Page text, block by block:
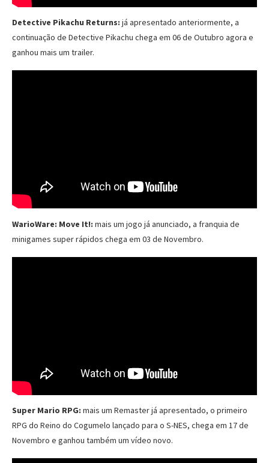
Detective Pikachu Returns: já apresentado anteriormente, a
continuação de Detective Pikachu chega em 06 de Outubro agora e
ganhou mais um trailer.
WarioWare: Move It!: mais um jogo já anunciado, a franquia de
minigames super rápidos chega em 03 de Novembro.
Super Mario RPG: mais um Remaster já apresentado, o primeiro
RPG do Reino do Cogumelo lançado para o S-NES, chega em 17 de
Novembro e ganhou também um vídeo novo.